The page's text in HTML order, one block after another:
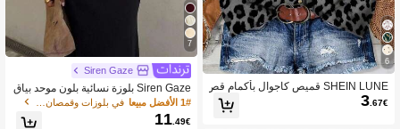
6
SHEIN LUNE قميص كاجوال بأكمام قص
يرة بطبعة نمر، مناسب للصيف للنساء
3.67€
7
Siren Gaze
Siren Gaze بلوزة نسائية بلون موحد بياق
ة V عميقة مطوية كاجوال متعددة الاستخد
امات للارتداء اليومي
1# الأفضل مبيعا
11.49€